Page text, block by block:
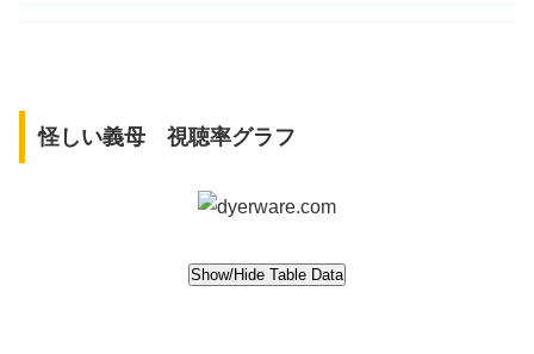
怪しい義母 視聴率グラフ